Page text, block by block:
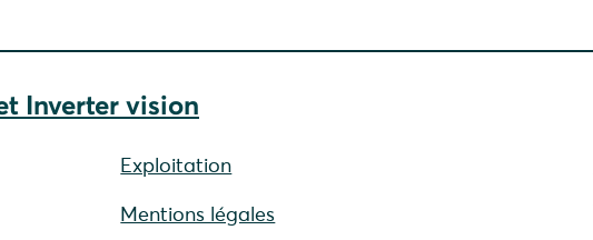
Inverter vision
Exploitation
Mentions légales